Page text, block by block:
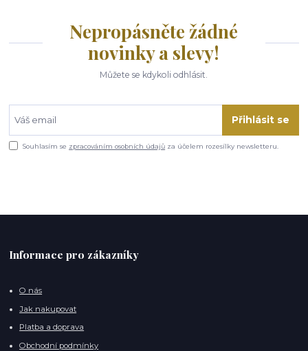
Nepropásněte žádné
novinky a slevy!
Můžete se kdykoli odhlásit.
Přihlásit se
Souhlasím se zpracováním osobních údajů za účelem rozesílky newsletteru.
Informace pro zákazníky
O nás
Jak nakupovat
Platba a doprava
Obchodní podmínky